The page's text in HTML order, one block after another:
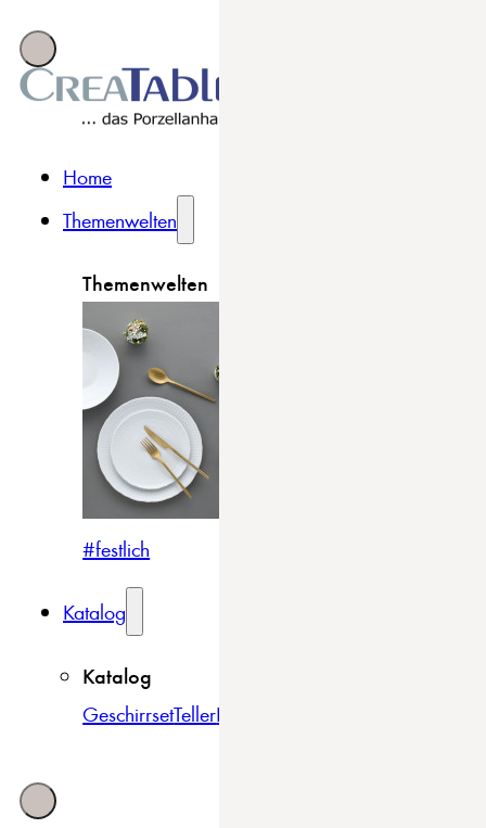
Home
Themenwelten
Themenwelten
#festlich
Katalog
Katalog
GeschirrsetTellerBowls & Schüsseln